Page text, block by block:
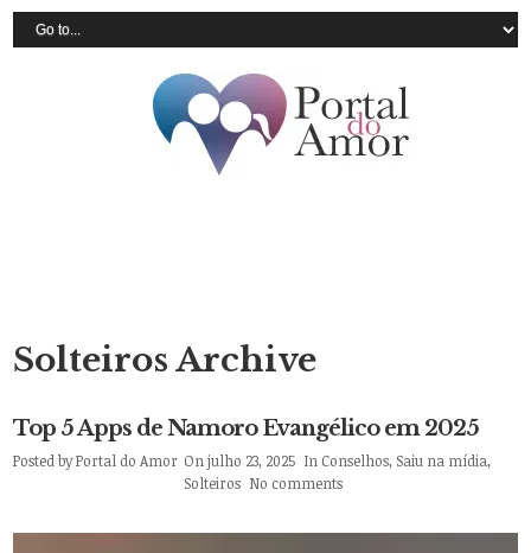
Solteiros Archive
Top 5 Apps de Namoro Evangélico em 2025
Posted byPortal do Amor On julho 23, 2025 In Conselhos, Saiu na mídia,
Solteiros No comments